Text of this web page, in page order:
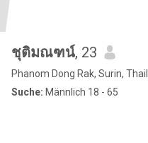
ชุติมณฑน์, 23
Phanom Dong Rak, Surin,
Suche: Männlich 18 - 65